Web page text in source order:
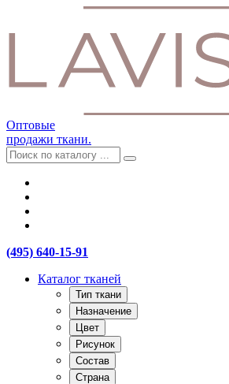
Оптовые
продажи ткани.
(495) 640-15-91
Каталог тканей
Тип ткани
Назначение
Цвет
Рисунок
Состав
Страна